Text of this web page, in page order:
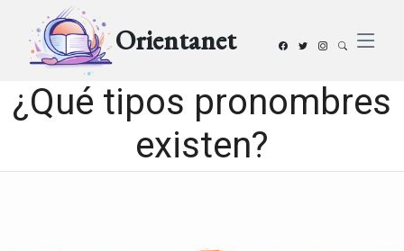
Orientanet
¿Qué tipos pronombres
existen?